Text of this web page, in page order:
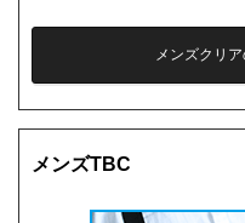
メンズクリ
メンズTBC